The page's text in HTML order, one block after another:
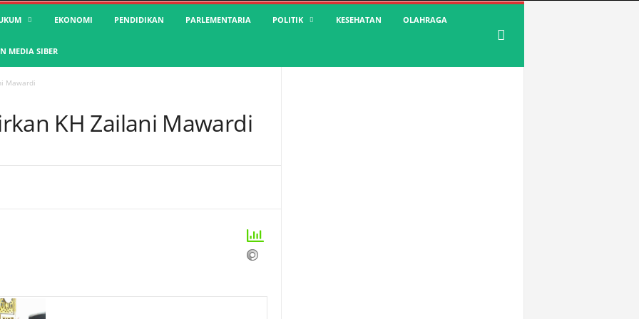
EKONOMI PENDIDIKAN PARLEMENTARIA POLITIK KESEHATAN OLAHRAGA
MEDIA SIBER
Mawardi
KH Zailani Mawardi